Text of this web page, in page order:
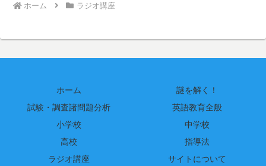
ホーム ラジオ講座
ホーム
謎を解く！
試験・調査諸問題分析
英語教育全般
小学校
中学校
高校
指導法
ラジオ講座
サイトについて